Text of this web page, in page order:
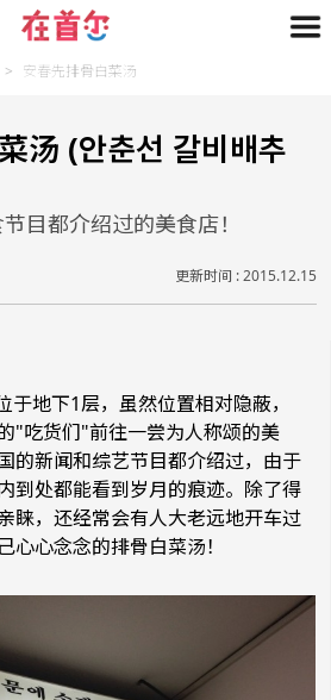
> 安春先排骨白菜汤
汤 (안춘선 갈비배추
目都介绍过的美食店！
更新时间 : 2015.12.15
地下1层，虽然位置相对隐蔽，
"吃货们"前往一尝为人称颂的美
的新闻和综艺节目都介绍过，由于
到处都能看到岁月的痕迹。除了得
睐，还经常会有人大老远地开车过
心心念念的排骨白菜汤！